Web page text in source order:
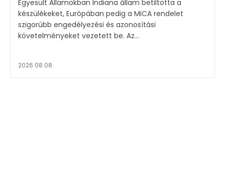
Egyesült Államokban Indiana állam betiltotta a
készülékeket, Európában pedig a MiCA rendelet
szigorúbb engedélyezési és azonosítási
követelményeket vezetett be. Az...
2026.08.08.